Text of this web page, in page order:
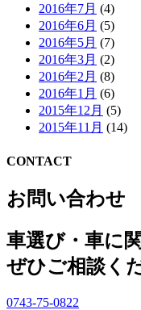
2016年7月 (4)
2016年6月 (5)
2016年5月 (7)
2016年3月 (2)
2016年2月 (8)
2016年1月 (6)
2015年12月 (5)
2015年11月 (14)
CONTACT
お問い合わせ
車選び・車に
ぜひご相談く
0743-75-0822